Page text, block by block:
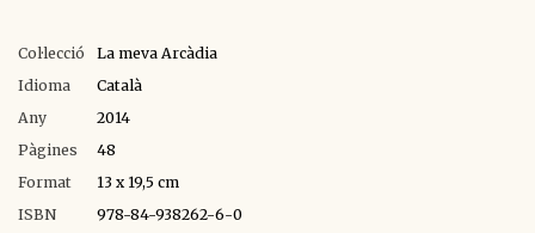
Col·lecció
La meva Arcàdia
Idioma
Català
Any
2014
Pàgines
48
Format
13 x 19,5 cm
ISBN
978-84-938262-6-0